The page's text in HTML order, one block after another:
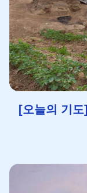
[오늘의 기